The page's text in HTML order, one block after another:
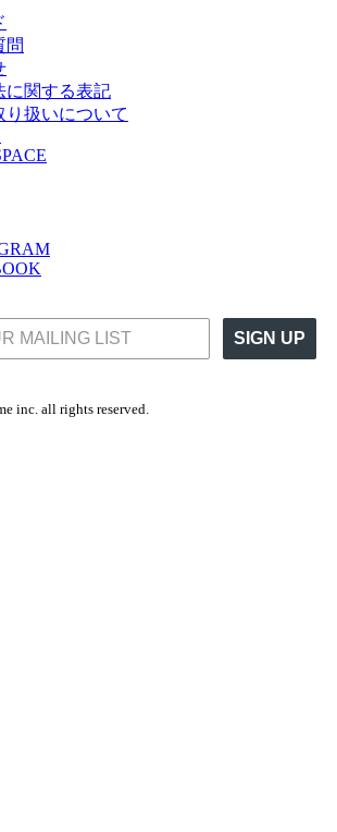
問
に関する表記
り扱いについて
SIGN UP
inc. all rights reserved.